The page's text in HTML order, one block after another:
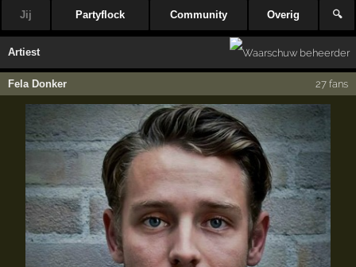
Jij Partyflock Community Overig 🔍
Artiest
Fela Donker 27 fans